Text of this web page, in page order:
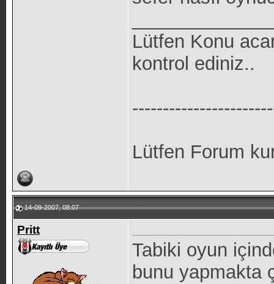
Lütfen Konu
kontrol ediniz..
Lütfen Forum
14-09-2007, 08:07
Pritt
Tabiki oyun
bunu yapmakta